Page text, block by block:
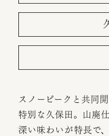
スノーピークと共同
特別な久保田。山廃
深い味わいが特長で